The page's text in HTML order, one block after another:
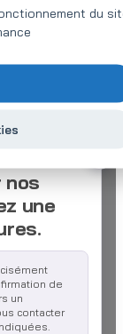
le produit dont
LIGNE
nos
une
de
un
contacter
du